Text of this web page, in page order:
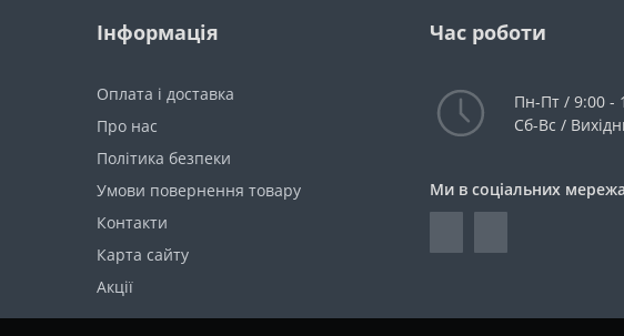
Інформація
Оплата і доставка
Про нас
Політика безпеки
Умови повернення товару
Контакти
Карта сайту
Акції
Час роботи
Пн-Пт / 9:00 -
Сб-Вс /
Ми в соціальних